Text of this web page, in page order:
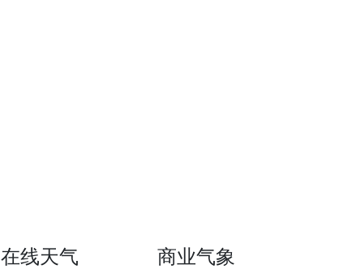
在线天气 商业气象